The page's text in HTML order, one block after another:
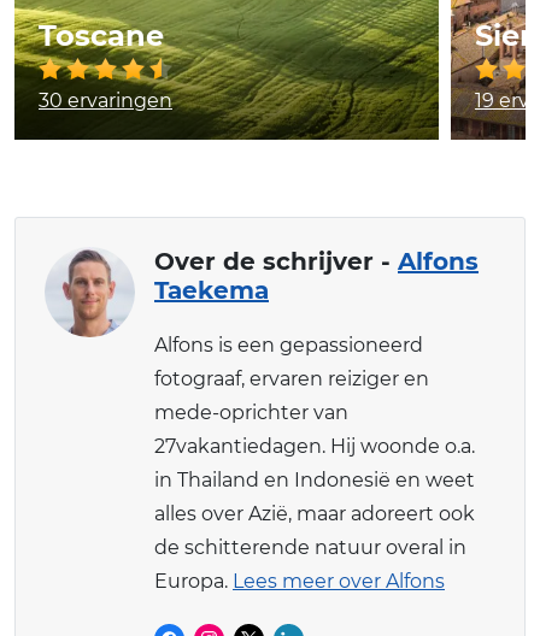
Toscane
30 ervaringen 19
Over de schrijver - Alfons
Taekema
Alfons is een gepassioneerd
fotograaf, ervaren reiziger en
mede-oprichter van
27vakantiedagen. Hij woonde o.a.
in Thailand en Indonesië en weet
alles over Azië, maar adoreert ook
de schitterende natuur overal in
Europa. Lees meer over Alfons